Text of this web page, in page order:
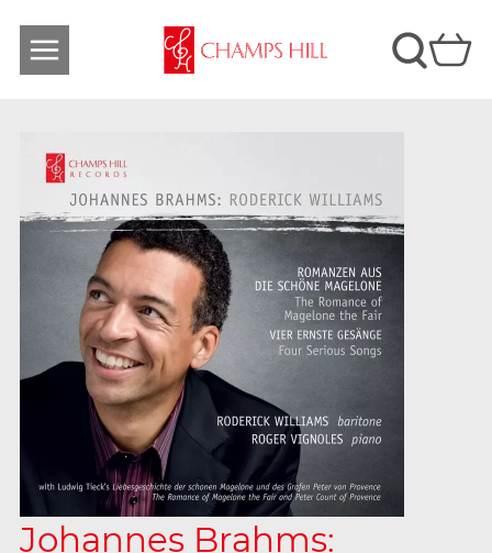
Johannes Brahms: